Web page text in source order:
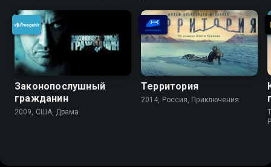
Законопослушный
гражданин
2009, США, Драма
Территория
2014, Россия, Приключения